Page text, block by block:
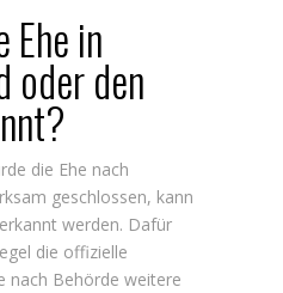
Ehe in
oder den
die Ehe nach
geschlossen, kann
werden. Dafür
die offizielle
nach Behörde weitere